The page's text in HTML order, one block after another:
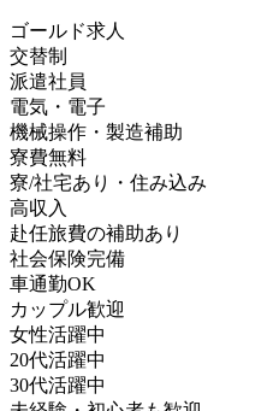
ゴールド求人
交替制
派遣社員
電気・電子
機械操作・製造補助
寮費無料
寮/社宅あり・住み込み
高収入
赴任旅費の補助あり
社会保険完備
車通勤OK
カップル歓迎
女性活躍中
20代活躍中
30代活躍中